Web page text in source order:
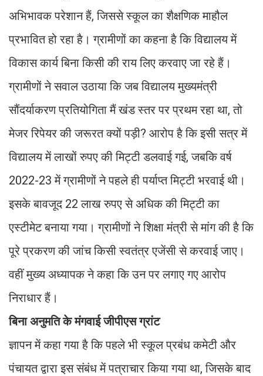
अभिभावक परेशान हैं, जिससे स्कूल का शैक्षणिक माहौल
प्रभावित हो रहा है। ग्रामीणों का कहना है कि विद्यालय में
विकास कार्य बिना किसी की राय लिए करवाए जा रहे हैं।
ग्रामीणों ने सवाल उठाया कि जब विद्यालय मुख्यमंत्री
सौंदर्याकरण प्रतियोगिता मैं खंड स्तर पर प्रथम रहा था, तो
मेजर रिपेयर की जरूरत क्यों पड़ी? आरोप है कि इसी सत्र में
विद्यालय में लाखों रुपए की मिट्टी डलवाई गई, जबकि वर्ष
2022-23 में ग्रामीणों ने पहले ही पर्याप्त मिट्टी भरवाई थी।
इसके बावजूद 22 लाख रुपए से अधिक की मिट्टी का
एस्टीमेट बनाया गया। ग्रामीणों ने शिक्षा मंत्री से मांग की है कि
पूरे प्रकरण की जांच किसी स्वतंत्र एजेंसी से करवाई जाए।
वहीं मुख्य अध्यापक ने कहा कि उन पर लगाए गए आरोप
निराधार हैं।
बिना अनुमति के मंगवाई जीपीएस ग्रांट
ज्ञापन में कहा गया है कि पहले भी स्कूल प्रबंध कमेटी और
पंचायत द्वारा इस संबंध में पत्राचार किया गया था, जिसके बाद